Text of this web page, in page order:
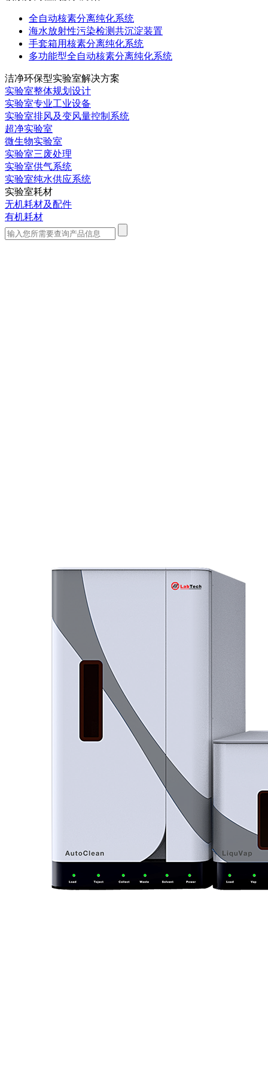
全自动核素分离纯化系统
海水放射性污染检测共沉淀装置
手套箱用核素分离纯化系统
多功能型全自动核素分离纯化系统
洁净环保型实验室解决方案
实验室整体规划设计
实验室专业工业设备
实验室排风及变风量控制系统
超净实验室
微生物实验室
实验室三废处理
实验室供气系统
实验室纯水供应系统
实验室耗材
无机耗材及配件
有机耗材